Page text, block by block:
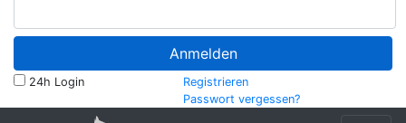
Anmelden
24h Login
Registrieren
Passwort vergessen?